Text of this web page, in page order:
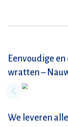
Eenvoudige
wratten –
Previous slide
We leveren